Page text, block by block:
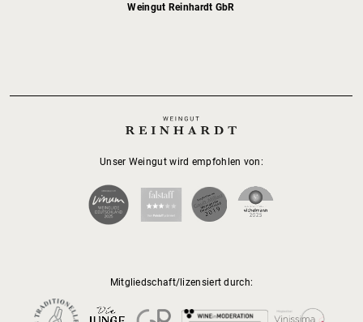
Weingut Reinhardt GbR
Unser Weingut wird empfohlen von:
Mitgliedschaft/lizensiert durch: